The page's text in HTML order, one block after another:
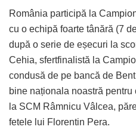
România participă la
cu o echipă foarte tânără (7
după o serie de eșecuri la
Cehia, sfertfinalistă la
condusă de pe bancă de
bine naționala noastră
la SCM Râmnicu Vâlcea,
fetele lui Florentin Pera.